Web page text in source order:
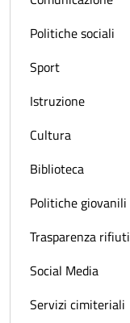
Politiche sociali
Sport
Istruzione
Cultura
Biblioteca
Politiche giovanili
Trasparenza rifiuti
Social Media
Servizi cimiteriali